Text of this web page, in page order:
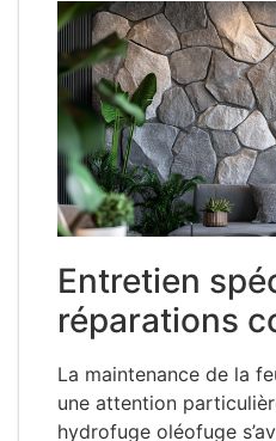
Entretien
réparations
La maintenance de la
une attention
hydrofuge oléofuge